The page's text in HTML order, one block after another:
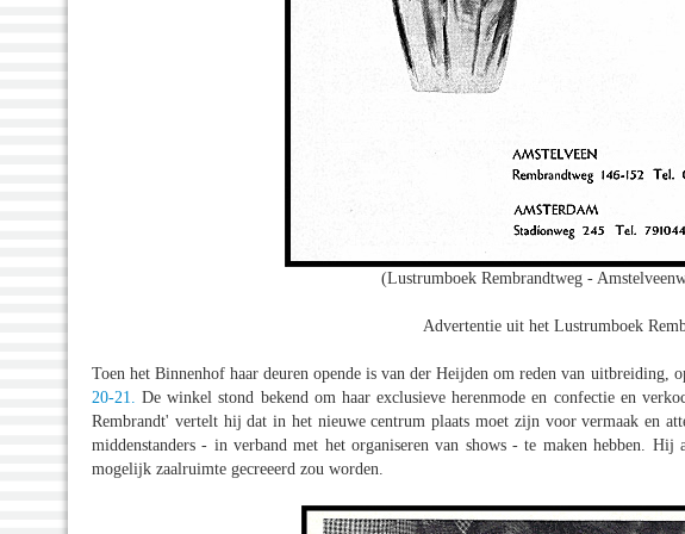
(Lustrumboek Rembrandtweg -
Advertentie uit het Lustrumboek
Toen het Binnenhof haar deuren opende is van der Heijden om reden van uitbreiding,
20-21.
De winkel stond bekend om haar exclusieve herenmode en confectie en
Rembrandt' vertelt hij dat in het nieuwe centrum plaats moet zijn voor vermaak en
middenstanders - in verband met het organiseren van shows - te maken hebben.
mogelijk zaalruimte gecreeerd zou worden.